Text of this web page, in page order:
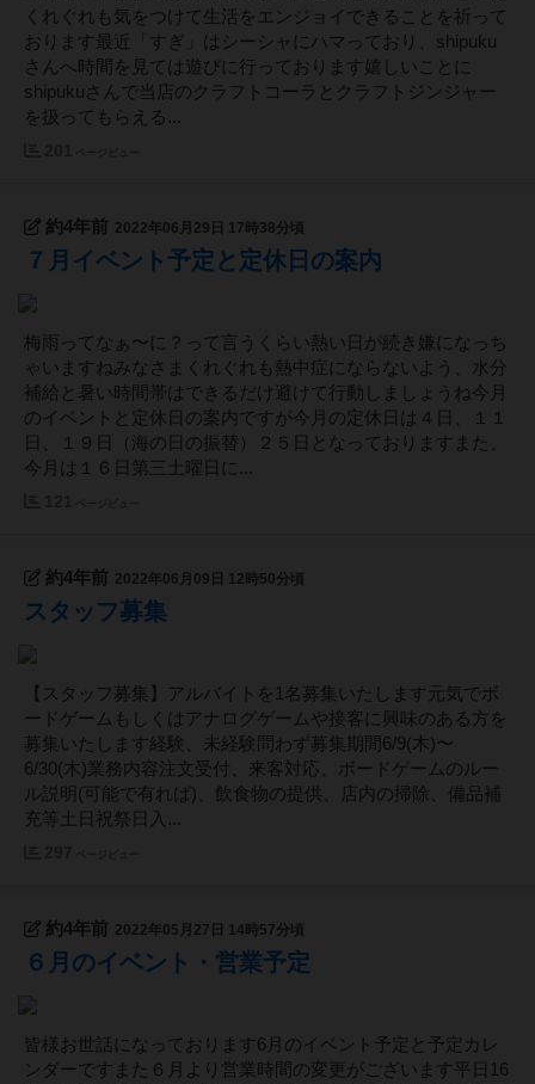
くれぐれも気をつけて生活をエンジョイできることを祈って
おります最近「すぎ」はシーシャにハマっており、shipuku
さんへ時間を見ては遊びに行っております嬉しいことに
shipukuさんで当店のクラフトコーラとクラフトジンジャー
を扱ってもらえる...
約4年前 2022年06月29日 17時38分頃
７月イベント予定と定休日の案内
梅雨ってなぁ〜に？って言うくらい熱い日が続き嫌になっち
ゃいますねみなさまくれぐれも熱中症にならないよう、水分
補給と暑い時間帯はできるだけ避けて行動しましょうね今月
のイベントと定休日の案内ですが今月の定休日は４日、１１
日、１９日（海の日の振替）２５日となっておりますまた、
今月は１６日第三土曜日に...
約4年前 2022年06月09日 12時50分頃
スタッフ募集
【スタッフ募集】アルバイトを1名募集いたします元気でボ
ードゲームもしくはアナログゲームや接客に興味のある方を
募集いたします経験、未経験問わず募集期間6/9(木)〜
6/30(木)業務内容注文受付、来客対応、ボードゲームのルー
ル説明(可能で有れば)、飲食物の提供、店内の掃除、備品補
充等土日祝祭日入...
約4年前 2022年05月27日 14時57分頃
６月のイベント・営業予定
皆様お世話になっております6月のイベント予定と予定カレ
ンダーですまた６月より営業時間の変更がございます平日16